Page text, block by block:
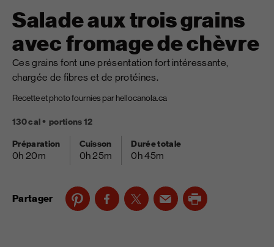
Salade aux trois grains
avec fromage de chèvre
Ces grains font une présentation fort intéressante,
chargée de fibres et de protéines.
Recette et photo fournies par hellocanola.ca
130 cal
portions 12
Préparation
0h 20m
Cuisson
0h 25m
Durée totale
0h 45m
Partager